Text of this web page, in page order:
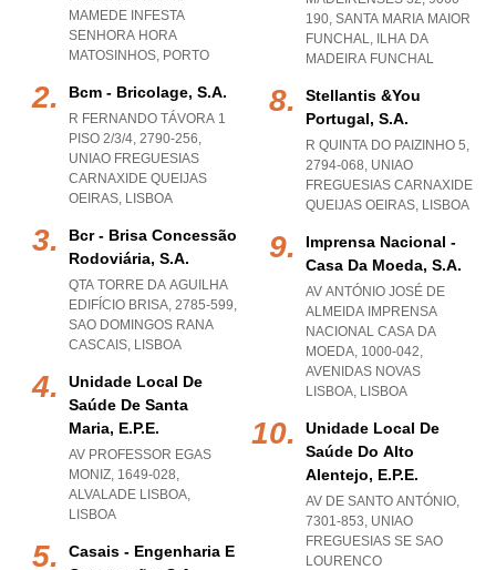
MAMEDE INFESTA
SENHORA HORA
MATOSINHOS, PORTO
Bcm - Bricolage, S.a.
R FERNANDO TÁVORA 1
PISO 2/3/4, 2790-256,
UNIAO FREGUESIAS
CARNAXIDE QUEIJAS
OEIRAS, LISBOA
Bcr - Brisa Concessão
Rodoviária, S.a.
QTA TORRE DA AGUILHA
EDIFÍCIO BRISA, 2785-599,
SAO DOMINGOS RANA
CASCAIS, LISBOA
Unidade Local De
Saúde De Santa
Maria, E.p.e.
AV PROFESSOR EGAS
MONIZ, 1649-028,
ALVALADE LISBOA,
LISBOA
Casais - Engenharia E
190, SANTA MARIA MAIOR
FUNCHAL, ILHA DA
MADEIRA FUNCHAL
Stellantis &you
Portugal, S.a.
R QUINTA DO PAIZINHO 5,
2794-068, UNIAO
FREGUESIAS CARNAXIDE
QUEIJAS OEIRAS, LISBOA
Imprensa Nacional -
Casa Da Moeda, S.a.
AV ANTÓNIO JOSÉ DE
ALMEIDA IMPRENSA
NACIONAL CASA DA
MOEDA, 1000-042,
AVENIDAS NOVAS
LISBOA, LISBOA
Unidade Local De
Saúde Do Alto
Alentejo, E.p.e.
AV DE SANTO ANTÓNIO,
7301-853, UNIAO
FREGUESIAS SE SAO
LOURENCO